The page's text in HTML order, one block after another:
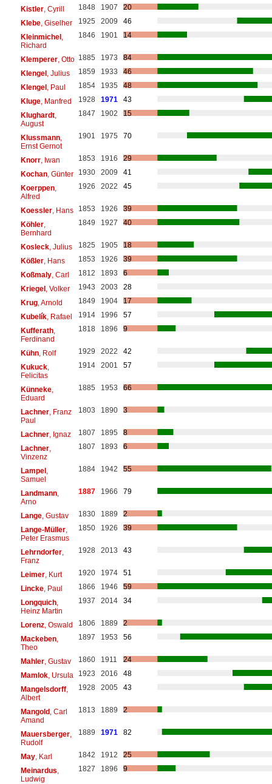
Kistler, Cyrill 1848 1907
20
Klebe, Giselher 1925 2009
46
Kleinmichel,
Richard
1846 1901 14
Klemperer, Otto 1885 1973
84
Klengel, Julius 1859 1933
46
Klengel, Paul 1854 1935
48
Kluge, Manfred 1928 1971
43
Klughardt,
August
1847 1902 15
Klussmann,
Ernst Gernot
1901 1975 70
Knorr, Iwan 1853 1916
29
Kochan, Günter 1930 2009
41
Koerppen,
Alfred
1926 2022 45
Koessler, Hans 1853 1926
39
Köhler,
Bernhard
1849 1927 40
Kosleck, Julius 1825 1905
18
Kößler, Hans 1853 1926
39
Koßmaly, Carl 1812 1893
6
Kriegel, Volker 1943 2003
28
Krug, Arnold 1849 1904
17
Kubelík, Rafael 1914 1996
57
Kufferath,
Ferdinand
1818 1896 9
Kühn, Rolf 1929 2022
42
Kukuck,
Felicitas
1914 2001 57
Künneke,
Eduard
1885 1953 66
Lachner, Franz
Paul
1803 1890 3
Lachner, Ignaz 1807 1895
8
Lachner,
Vinzenz
1807 1893 6
Lampel,
Samuel
1884 1942 55
Landmann,
Arno
1887 1966 79
Lange, Gustav 1830 1889
2
Lange-Müller,
Peter Erasmus
1850 1926 39
Lehrndorfer,
Franz
1928 2013 43
Leimer, Kurt 1920 1974
51
Lincke, Paul 1866 1946
59
Longquich,
Heinz Martin
1937 2014 34
Lorenz, Oswald 1806 1889
2
Mackeben,
Theo
1897 1953 56
Mahler, Gustav 1860 1911
24
Mamlok, Ursula 1923 2016
48
Mangelsdorff,
Albert
1928 2005 43
Mangold, Carl
Amand
1813 1889 2
Mauersberger,
Rudolf
1889 1971 82
May, Karl 1842 1912
25
Meinardus
Ludwig
1827 1896 9